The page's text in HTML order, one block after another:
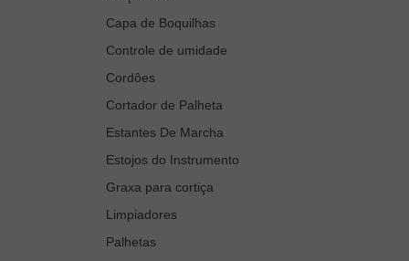
Capa de Boquilhas
Controle de umidade
Cordôes
Cortador de Palheta
Estantes De Marcha
Estojos do Instrumento
Graxa para cortiça
Limpiadores
Palhetas